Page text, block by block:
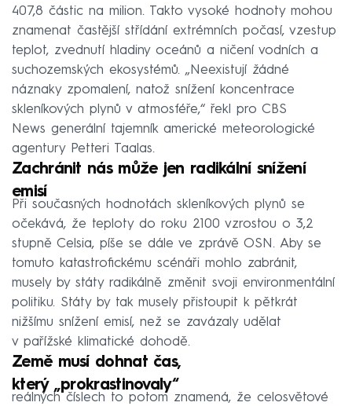
407,8 částic na milion. Takto vysoké hodnoty mohou
znamenat častější střídání extrémních počasí, vzestup
teplot, zvednutí hladiny oceánů a ničení vodních a
suchozemských ekosystémů. „Neexistují žádné
náznaky zpomalení, natož snížení koncentrace
skleníkových plynů v atmosféře,“ řekl pro CBS
News generální tajemník americké meteorologické
agentury Petteri Taalas.
Zachránit nás může jen radikální snížení
emisí
Při současných hodnotách skleníkových plynů se
očekává, že teploty do roku 2100 vzrostou o 3,2
stupně Celsia, píše se dále ve zprávě OSN. Aby se
tomuto katastrofickému scénáři mohlo zabránit,
musely by státy radikálně změnit svoji environmentální
politiku. Státy by tak musely přistoupit k pětkrát
nižšímu snížení emisí, než se zavázaly udělat
v pařížské klimatické dohodě.
Země musí dohnat čas,
který „prokrastinovaly“
reálných číslech to potom znamená, že celosvětové